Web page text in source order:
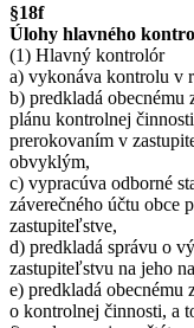
§18f
Úlohy hlavného
(1) Hlavný kontrolór
a) vykonáva kontrolu v
b) predkladá obecnému
plánu kontrolnej
prerokovaním v
obvyklým,
c) vypracúva odborné
záverečného účtu obce
zastupiteľstve,
d) predkladá správu o
zastupiteľstvu na jeho
e) predkladá obecnému
o kontrolnej činnosti, a